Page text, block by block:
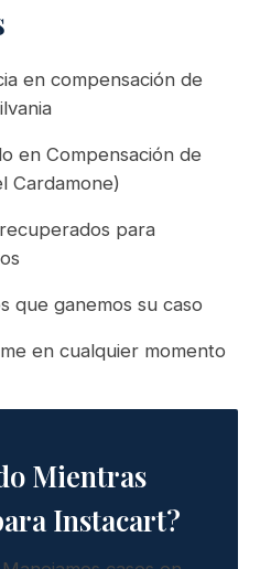
en compensación de
en Compensación de
Cardamone)
para
que ganemos su caso
en cualquier momento
Mientras
Instacart?